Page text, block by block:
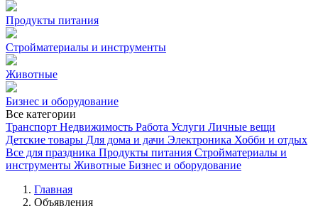
Продукты питания
Стройматериалы и инструменты
Животные
Бизнес и оборудование
Все категории
Транспорт Недвижимость Работа Услуги Личные вещи
Детские товары Для дома и дачи Электроника Хобби и отдых
Все для праздника Продукты питания Стройматериалы и
инструменты Животные Бизнес и оборудование
Главная
Объявления